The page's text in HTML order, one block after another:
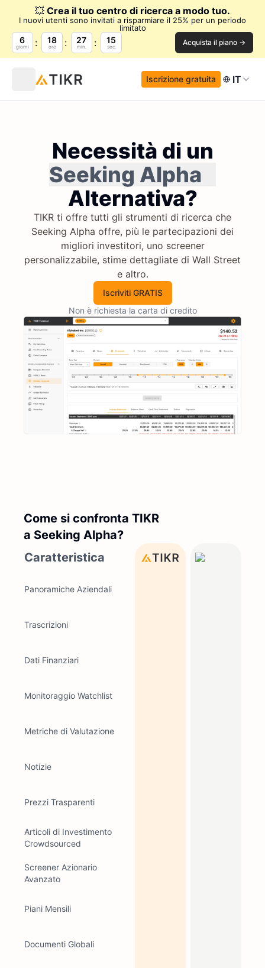
💥 Crea il tuo centro di ricerca a modo tuo.
I nuovi utenti sono invitati a risparmiare il 25% per un periodo
limitato
6
giorni
18
ore
27
min.
14
sec. Acquista il piano →
Iscrizione gratuita IT
Necessità di un
Seeking Alpha
Alternativa?
TIKR ti offre tutti gli strumenti di ricerca che
Seeking Alpha offre, più le partecipazioni dei
migliori investitori, uno screener
personalizzabile, stime dettagliate di Wall Street
e altro.
Iscriviti GRATIS
Non è richiesta la carta di credito
Come si confronta TIKR
a Seeking Alpha?
Caratteristica
Panoramiche Aziendali
Trascrizioni
Dati Finanziari
Monitoraggio Watchlist
Metriche di Valutazione
Notizie
Prezzi Trasparenti
Articoli di Investimento
Crowdsourced
Screener Azionario
Avanzato
Piani Mensili
Documenti Globali